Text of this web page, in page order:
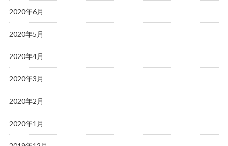
2020年6月
2020年5月
2020年4月
2020年3月
2020年2月
2020年1月